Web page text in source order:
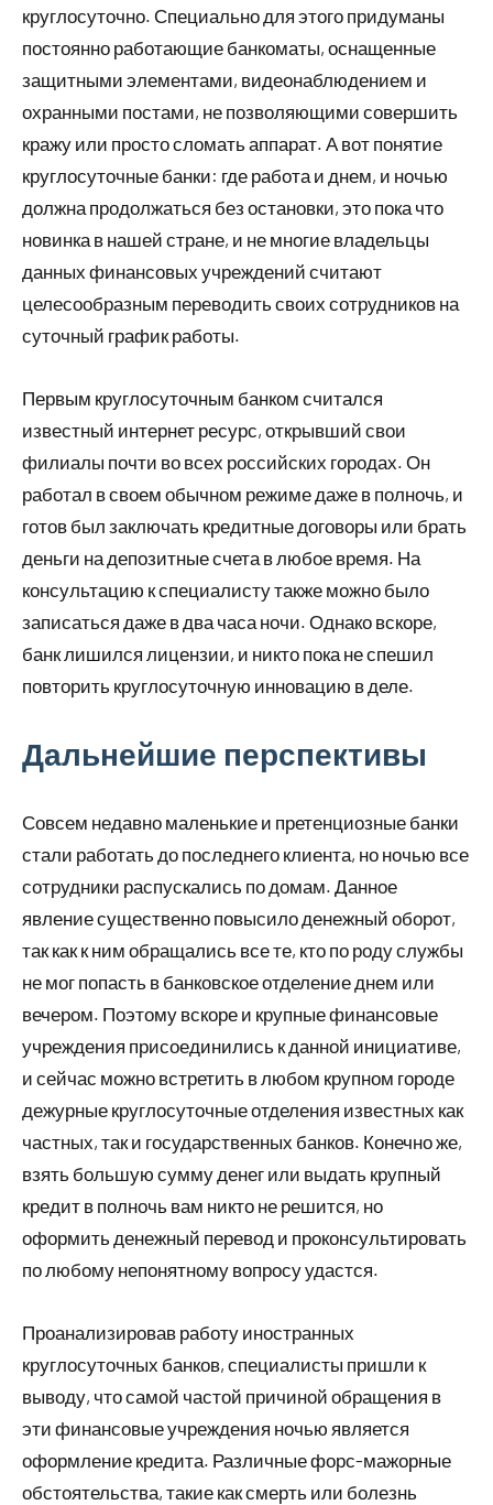
круглосуточно. Специально для этого придуманы
постоянно работающие банкоматы, оснащенные
защитными элементами, видеонаблюдением и
охранными постами, не позволяющими совершить
кражу или просто сломать аппарат. А вот понятие
круглосуточные банки: где работа и днем, и ночью
должна продолжаться без остановки, это пока что
новинка в нашей стране, и не многие владельцы
данных финансовых учреждений считают
целесообразным переводить своих сотрудников на
суточный график работы.
Первым круглосуточным банком считался
известный интернет ресурс, открывший свои
филиалы почти во всех российских городах. Он
работал в своем обычном режиме даже в полночь, и
готов был заключать кредитные договоры или брать
деньги на депозитные счета в любое время. На
консультацию к специалисту также можно было
записаться даже в два часа ночи. Однако вскоре,
банк лишился лицензии, и никто пока не спешил
повторить круглосуточную инновацию в деле.
Дальнейшие перспективы
Совсем недавно маленькие и претенциозные банки
стали работать до последнего клиента, но ночью все
сотрудники распускались по домам. Данное
явление существенно повысило денежный оборот,
так как к ним обращались все те, кто по роду службы
не мог попасть в банковское отделение днем или
вечером. Поэтому вскоре и крупные финансовые
учреждения присоединились к данной инициативе,
и сейчас можно встретить в любом крупном городе
дежурные круглосуточные отделения известных как
частных, так и государственных банков. Конечно же,
взять большую сумму денег или выдать крупный
кредит в полночь вам никто не решится, но
оформить денежный перевод и проконсультировать
по любому непонятному вопросу удастся.
Проанализировав работу иностранных
круглосуточных банков, специалисты пришли к
выводу, что самой частой причиной обращения в
эти финансовые учреждения ночью является
оформление кредита. Различные форс-мажорные
обстоятельства, такие как смерть или болезнь